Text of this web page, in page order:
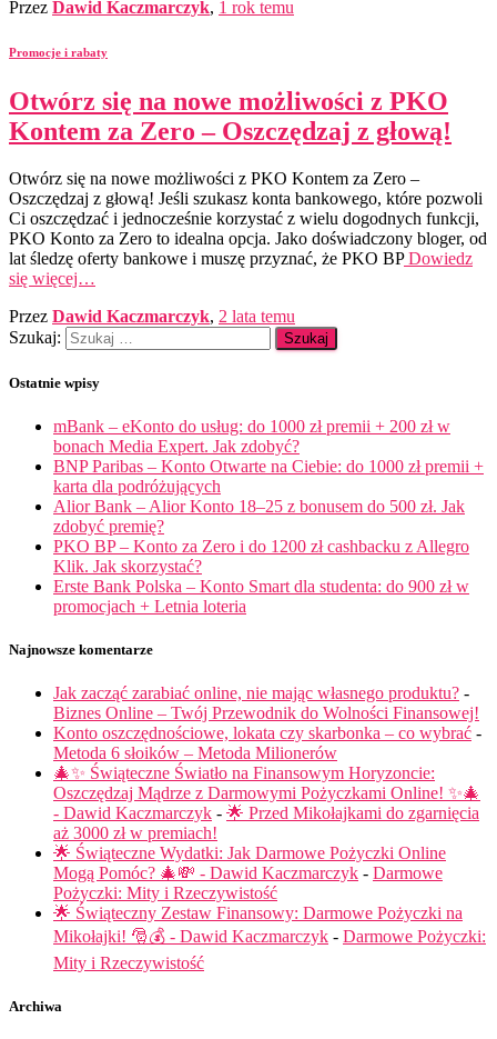
Przez Dawid Kaczmarczyk, 1 rok temu
Promocje i rabaty
Otwórz się na nowe możliwości z PKO
Kontem za Zero – Oszczędzaj z głową!
Otwórz się na nowe możliwości z PKO Kontem za Zero –
Oszczędzaj z głową! Jeśli szukasz konta bankowego, które pozwoli
Ci oszczędzać i jednocześnie korzystać z wielu dogodnych funkcji,
PKO Konto za Zero to idealna opcja. Jako doświadczony bloger, od
lat śledzę oferty bankowe i muszę przyznać, że PKO BPDowiedz
się więcej…
Przez Dawid Kaczmarczyk, 2 lata temu
Szukaj:
Ostatnie wpisy
mBank – eKonto do usług: do 1000 zł premii + 200 zł w
bonach Media Expert. Jak zdobyć?
BNP Paribas – Konto Otwarte na Ciebie: do 1000 zł premii +
karta dla podróżujących
Alior Bank – Alior Konto 18–25 z bonusem do 500 zł. Jak
zdobyć premię?
PKO BP – Konto za Zero i do 1200 zł cashbacku z Allegro
Klik. Jak skorzystać?
Erste Bank Polska – Konto Smart dla studenta: do 900 zł w
promocjach + Letnia loteria
Najnowsze komentarze
Jak zacząć zarabiać online, nie mając własnego produktu? -
Biznes Online – Twój Przewodnik do Wolności Finansowej!
Konto oszczędnościowe, lokata czy skarbonka – co wybrać -
Metoda 6 słoików – Metoda Milionerów
🎄✨ Świąteczne Światło na Finansowym Horyzoncie:
Oszczędzaj Mądrze z Darmowymi Pożyczkami Online! ✨🎄
- Dawid Kaczmarczyk - 🌟 Przed Mikołajkami do zgarnięcia
aż 3000 zł w premiach!
🌟 Świąteczne Wydatki: Jak Darmowe Pożyczki Online
Mogą Pomóc? 🎄💸 - Dawid Kaczmarczyk - Darmowe
Pożyczki: Mity i Rzeczywistość
🌟 Świąteczny Zestaw Finansowy: Darmowe Pożyczki na
Mikołajki! 🎅💰 - Dawid Kaczmarczyk - Darmowe Pożyczki:
Mity i Rzeczywistość
Archiwa